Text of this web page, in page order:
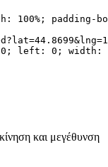
padding-
left: 0;
και μεγέθυνση